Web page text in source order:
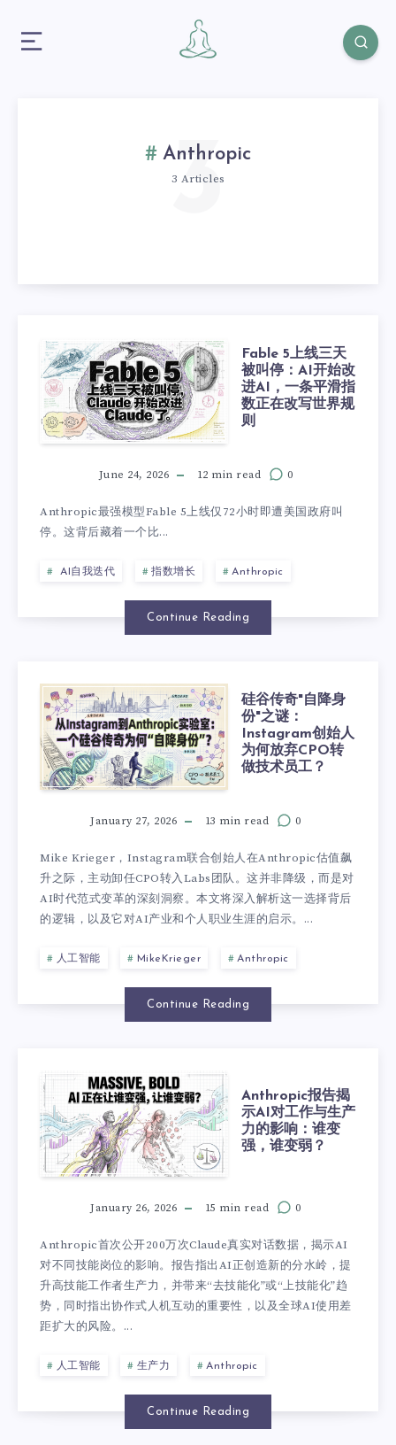
Anthropic
3 Articles
3
Fable 5上线三天
被叫停：AI开始改
进AI，一条平滑指
数正在改写世界规
则
June 24, 2026 12 min read 0
Anthropic最强模型Fable 5上线仅72小时即遭美国政府叫
停。这背后藏着一个比...
AI自我迭代 指数增长 Anthropic
Continue Reading
硅谷传奇"自降身
份"之谜：
Instagram创始人
为何放弃CPO转
做技术员工？
January 27, 2026 13 min read 0
Mike Krieger，Instagram联合创始人在Anthropic估值飙
升之际，主动卸任CPO转入Labs团队。这并非降级，而是对
AI时代范式变革的深刻洞察。本文将深入解析这一选择背后
的逻辑，以及它对AI产业和个人职业生涯的启示。...
人工智能 MikeKrieger Anthropic
Continue Reading
Anthropic报告揭
示AI对工作与生产
力的影响：谁变
强，谁变弱？
January 26, 2026 15 min read 0
Anthropic首次公开200万次Claude真实对话数据，揭示AI
对不同技能岗位的影响。报告指出AI正创造新的分水岭，提
升高技能工作者生产力，并带来“去技能化”或“上技能化”趋
势，同时指出协作式人机互动的重要性，以及全球AI使用差
距扩大的风险。...
人工智能 生产力 Anthropic
Continue Reading